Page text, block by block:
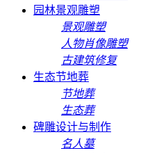
园林景观雕塑
景观雕塑
人物肖像雕塑
古建筑修复
生态节地葬
节地葬
生态葬
碑雕设计与制作
名人墓